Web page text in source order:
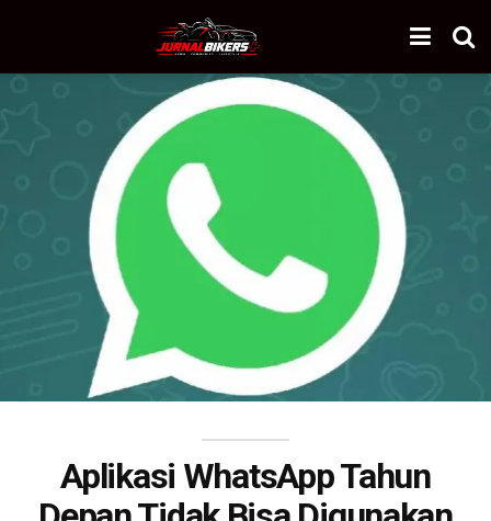
Aplikasi WhatsApp Tahun